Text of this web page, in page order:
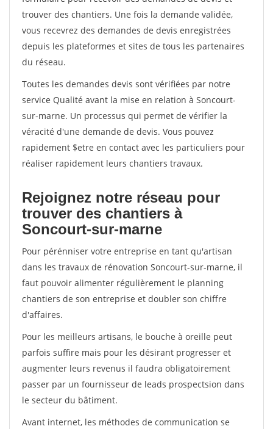
trouver des chantiers. Une fois la demande validée,
vous recevrez des demandes de devis enregistrées
depuis les plateformes et sites de tous les partenaires
du réseau.
Toutes les demandes devis sont vérifiées par notre
service Qualité avant la mise en relation à Soncourt-
sur-marne. Un processus qui permet de vérifier la
véracité d'une demande de devis. Vous pouvez
rapidement $etre en contact avec les particuliers pour
réaliser rapidement leurs chantiers travaux.
Rejoignez notre réseau pour
trouver des chantiers à
Soncourt-sur-marne
Pour pérénniser votre entreprise en tant qu'artisan
dans les travaux de rénovation Soncourt-sur-marne, il
faut pouvoir alimenter régulièrement le planning
chantiers de son entreprise et doubler son chiffre
d'affaires.
Pour les meilleurs artisans, le bouche à oreille peut
parfois suffire mais pour les désirant progresser et
augmenter leurs revenus il faudra obligatoirement
passer par un fournisseur de leads prospectsion dans
le secteur du bâtiment.
Avant internet, les méthodes de communication se